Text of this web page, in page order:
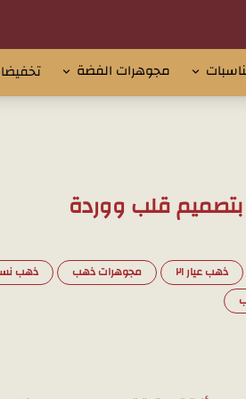
مجوهرات الفضة
ذهب عيار ٢١ مجوهرات ذهب ذهب